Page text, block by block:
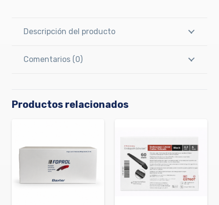
Descripción del producto
Comentarios (0)
Productos relacionados